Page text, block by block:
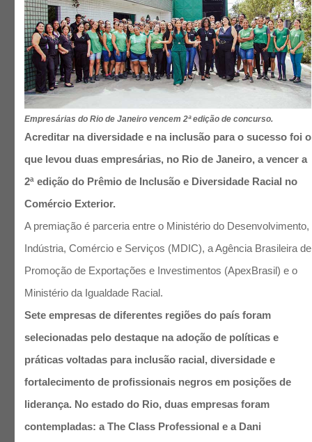
Empresárias do Rio de Janeiro vencem 2ª edição de concurso.
Acreditar na diversidade e na inclusão para o sucesso foi o
que levou duas empresárias, no Rio de Janeiro, a vencer a
2ª edição do Prêmio de Inclusão e Diversidade Racial no
Comércio Exterior.
A premiação é parceria entre o Ministério do Desenvolvimento,
Indústria, Comércio e Serviços (MDIC), a Agência Brasileira de
Promoção de Exportações e Investimentos (ApexBrasil) e o
Ministério da Igualdade Racial.
Sete empresas de diferentes regiões do país foram
selecionadas pelo destaque na adoção de políticas e
práticas voltadas para inclusão racial, diversidade e
fortalecimento de profissionais negros em posições de
liderança. No estado do Rio, duas empresas foram
contempladas: a The Class Professional e a Dani